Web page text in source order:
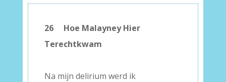
26 Hoe Malayney Hier
Terechtkwam
Na mijn delirium werd ik